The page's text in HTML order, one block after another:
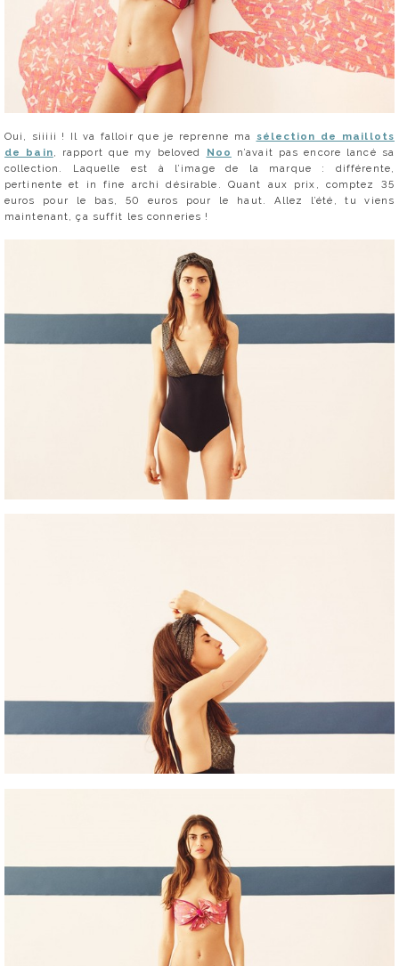
Oui, siiiii ! Il va falloir que je reprenne ma
sélection de maillots
de bain , rapport que my beloved Noo
n’avait pas encore lancé sa
collection. Laquelle est à l’image de la marque : différente,
pertinente et in fine archi désirable. Quant aux prix, comptez 35
euros pour le bas, 50 euros pour le haut. Allez l’été, tu viens
maintenant, ça suffit les conneries !